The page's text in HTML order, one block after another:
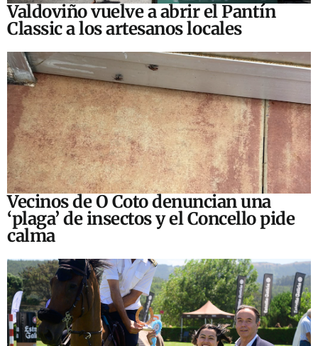
Valdoviño vuelve a abrir el Pantín
Classic a los artesanos locales
Vecinos de O Coto denuncian una
‘plaga’ de insectos y el Concello pide
calma